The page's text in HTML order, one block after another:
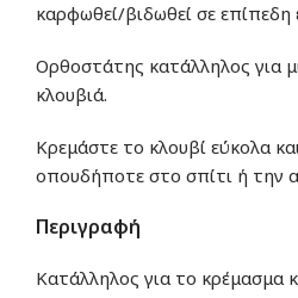
καρφωθεί/βιδωθεί σε επίπεδη
Ορθοστάτης κατάλληλος για
κλουβιά.
Κρεμάστε το κλουβί εύκολα
οπουδήποτε στο σπίτι ή την
Περιγραφή
Κατάλληλος για το κρέμασμα